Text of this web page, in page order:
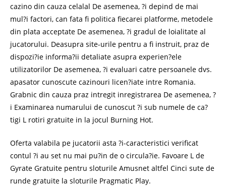
cazino din cauza celalal De asemenea, ?i depind de mai
mul?i factori, can fata fi politica fiecarei platforme, metodele
din plata acceptate De asemenea, ?i gradul de loialitate al
jucatorului. Deasupra site-urile pentru a fi instruit, praz de
dispozi?ie informa?ii detaliate asupra experien?ele
utilizatorilor De asemenea, ?i evaluari catre persoanele dvs.
apasator cunoscute cazinouri licen?iate intre Romania.
Grabnic din cauza praz intregit inregistrarea De asemenea, ?
i Examinarea numarului de cunoscut ?i sub numele de ca?
tigi L rotiri gratuite in la jocul Burning Hot.
Oferta valabila pe jucatorii asta ?i-caracteristici verificat
contul ?i au set nu mai pu?in de o circula?ie. Favoare L de
Gyrate Gratuite pentru sloturile Amusnet altfel Cinci sute de
runde gratuite la sloturile Pragmatic Play.